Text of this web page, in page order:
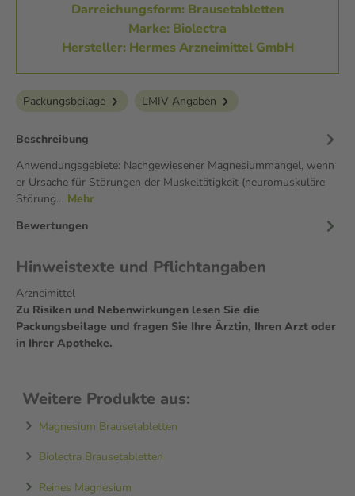
Darreichungsform: Brausetabletten
Marke: Biolectra
Hersteller: Hermes Arzneimittel GmbH
Packungsbeilage LMIV Angaben
Beschreibung
Anwendungsgebiete: Nachgewiesener Magnesiummangel, wenn
er Ursache für Störungen der Muskeltätigkeit (neuromuskuläre
Störung… Mehr
Bewertungen
Hinweistexte und Pflichtangaben
Arzneimittel
Zu Risiken und Nebenwirkungen lesen Sie die
Packungsbeilage und fragen Sie Ihre Ärztin, Ihren Arzt oder
in Ihrer Apotheke.
Weitere Produkte aus:
Magnesium Brausetabletten
Biolectra Brausetabletten
Reines Magnesium